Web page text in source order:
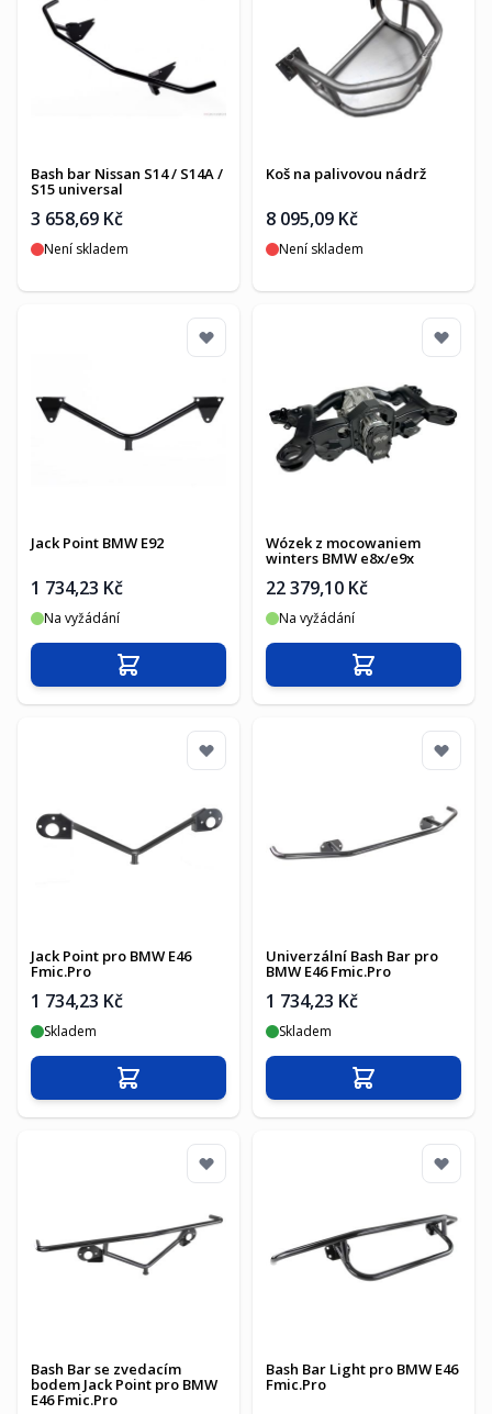
Bash bar Nissan S14 / S14A /
S15 universal
3 658,69 Kč
Není skladem
Koš na palivovou nádrž
8 095,09 Kč
Není skladem
Jack Point BMW E92
1 734,23 Kč
Na vyžádání
Přidat do košíku
Wózek z mocowaniem
winters BMW e8x/e9x
22 379,10 Kč
Na vyžádání
Přidat do košíku
Jack Point pro BMW E46
Fmic.Pro
1 734,23 Kč
Skladem
Přidat do košíku
Univerzální Bash Bar pro
BMW E46 Fmic.Pro
1 734,23 Kč
Skladem
Přidat do košíku
Bash Bar se zvedacím
bodem Jack Point pro BMW
E46 Fmic.Pro
Bash Bar Light pro BMW E46
Fmic.Pro